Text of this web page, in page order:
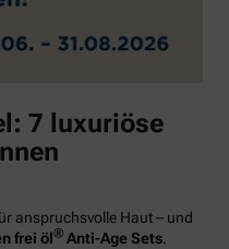
7 luxuriöse
anspruchsvolle Haut – und
frei öl® Anti-Age Sets